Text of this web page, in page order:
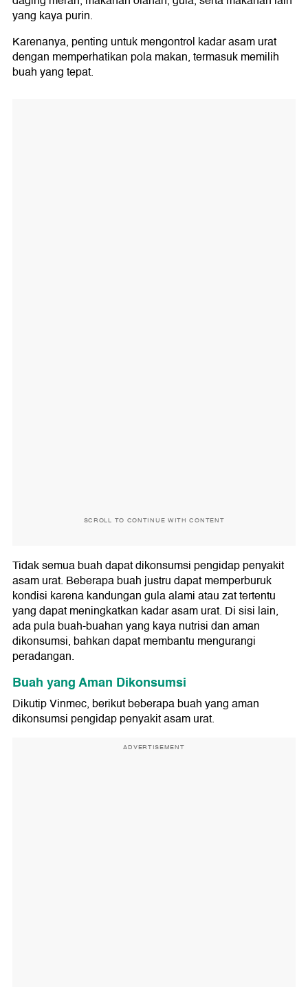
yang kaya purin.
Karenanya, penting untuk mengontrol kadar asam urat
dengan memperhatikan pola makan, termasuk memilih
buah yang tepat.
SCROLL TO CONTINUE WITH CONTENT
Tidak semua buah dapat dikonsumsi pengidap penyakit
asam urat. Beberapa buah justru dapat memperburuk
kondisi karena kandungan gula alami atau zat tertentu
yang dapat meningkatkan kadar asam urat. Di sisi lain,
ada pula buah-buahan yang kaya nutrisi dan aman
dikonsumsi, bahkan dapat membantu mengurangi
peradangan.
Buah yang Aman Dikonsumsi
Dikutip Vinmec, berikut beberapa buah yang aman
dikonsumsi pengidap penyakit asam urat.
ADVERTISEMENT